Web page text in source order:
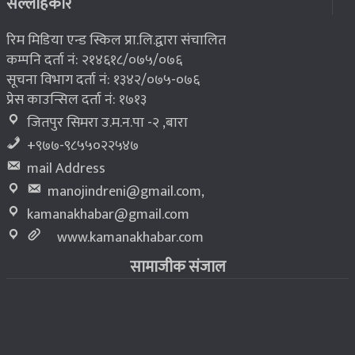
रिम मिडिया एन्ड स्किल प्रा.लि.द्वारा संचालित
कम्पनि दर्ता नं: २१४६१८/०७५/०७६
सूचना विभाग दर्ता नं: १३४२/०७५-०७६
प्रेस काउन्सिल दर्ता नं: १७१३
जितपुर सिमरा उ.म.न.पा -२ ,बारा
+९७७-९८५५०२२५४७
mail Address
manojindreni@gmail.com,
kamanakhabar@gmail.com
www.kamanakhabar.com
सामाजीक संजाल